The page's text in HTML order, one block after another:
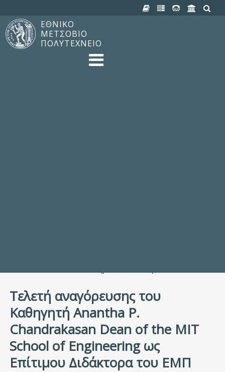
ΕΘΝΙΚΟ
ΜΕΤΣΟΒΙΟ
ΠΟΛΥΤΕΧΝΕΙΟ
Τελετή αναγόρευσης του
Καθηγητή Anantha P.
Chandrakasan Dean of the MIT
School of Engineering ως
Επίτιμου Διδάκτορα του ΕΜΠ